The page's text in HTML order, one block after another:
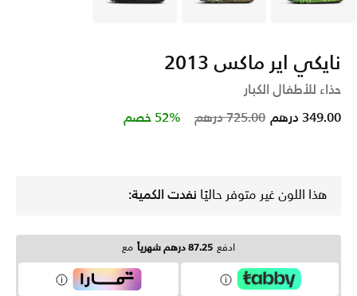
نايكي اير ماكس 2013
حذاء للأطفال الكبار
Price reduced from
725.00 درهم to 349.00 درهم 52% خصم
هذا اللون غير متوفر حاليًا نفدت الكمية:
ادفع 87.25 درهم شهرياً مع